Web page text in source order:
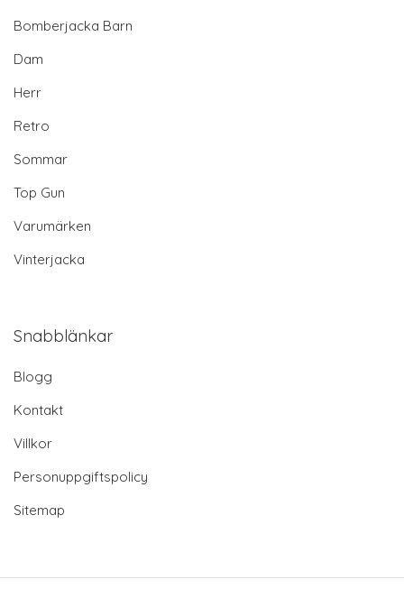
Bomberjacka Barn
Dam
Herr
Retro
Sommar
Top Gun
Varumärken
Vinterjacka
Snabblänkar
Blogg
Kontakt
Villkor
Personuppgiftspolicy
Sitemap